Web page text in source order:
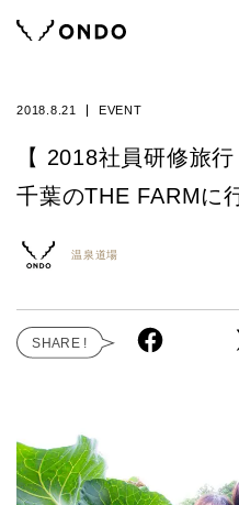
2018.8.21 EVENT
【 2018社員研修旅
千葉のTHE FARMに
温泉道場